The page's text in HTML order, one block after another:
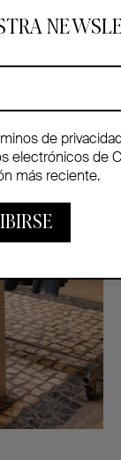
de
electrónicos de
más reciente.